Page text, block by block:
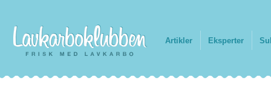
Artikler Eksperter